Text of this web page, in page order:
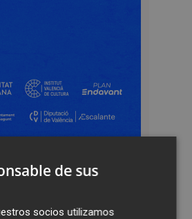
de sus
socios utilizamos